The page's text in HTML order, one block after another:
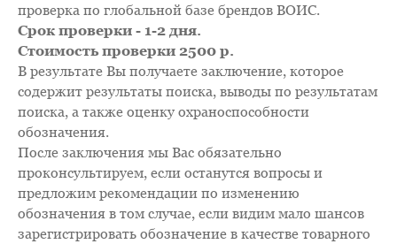
проверка по глобальной базе брендов ВОИС.
Срок проверки - 1-2 дня.
Стоимость проверки 2500 р.
В результате Вы получаете заключение, которое
содержит результаты поиска, выводы по результатам
поиска, а также оценку охраноспособности
обозначения.
После заключения мы Вас обязательно
проконсультируем, если останутся вопросы и
предложим рекомендации по изменению
обозначения в том случае, если видим мало шансов
зарегистрировать обозначение в качестве товарного